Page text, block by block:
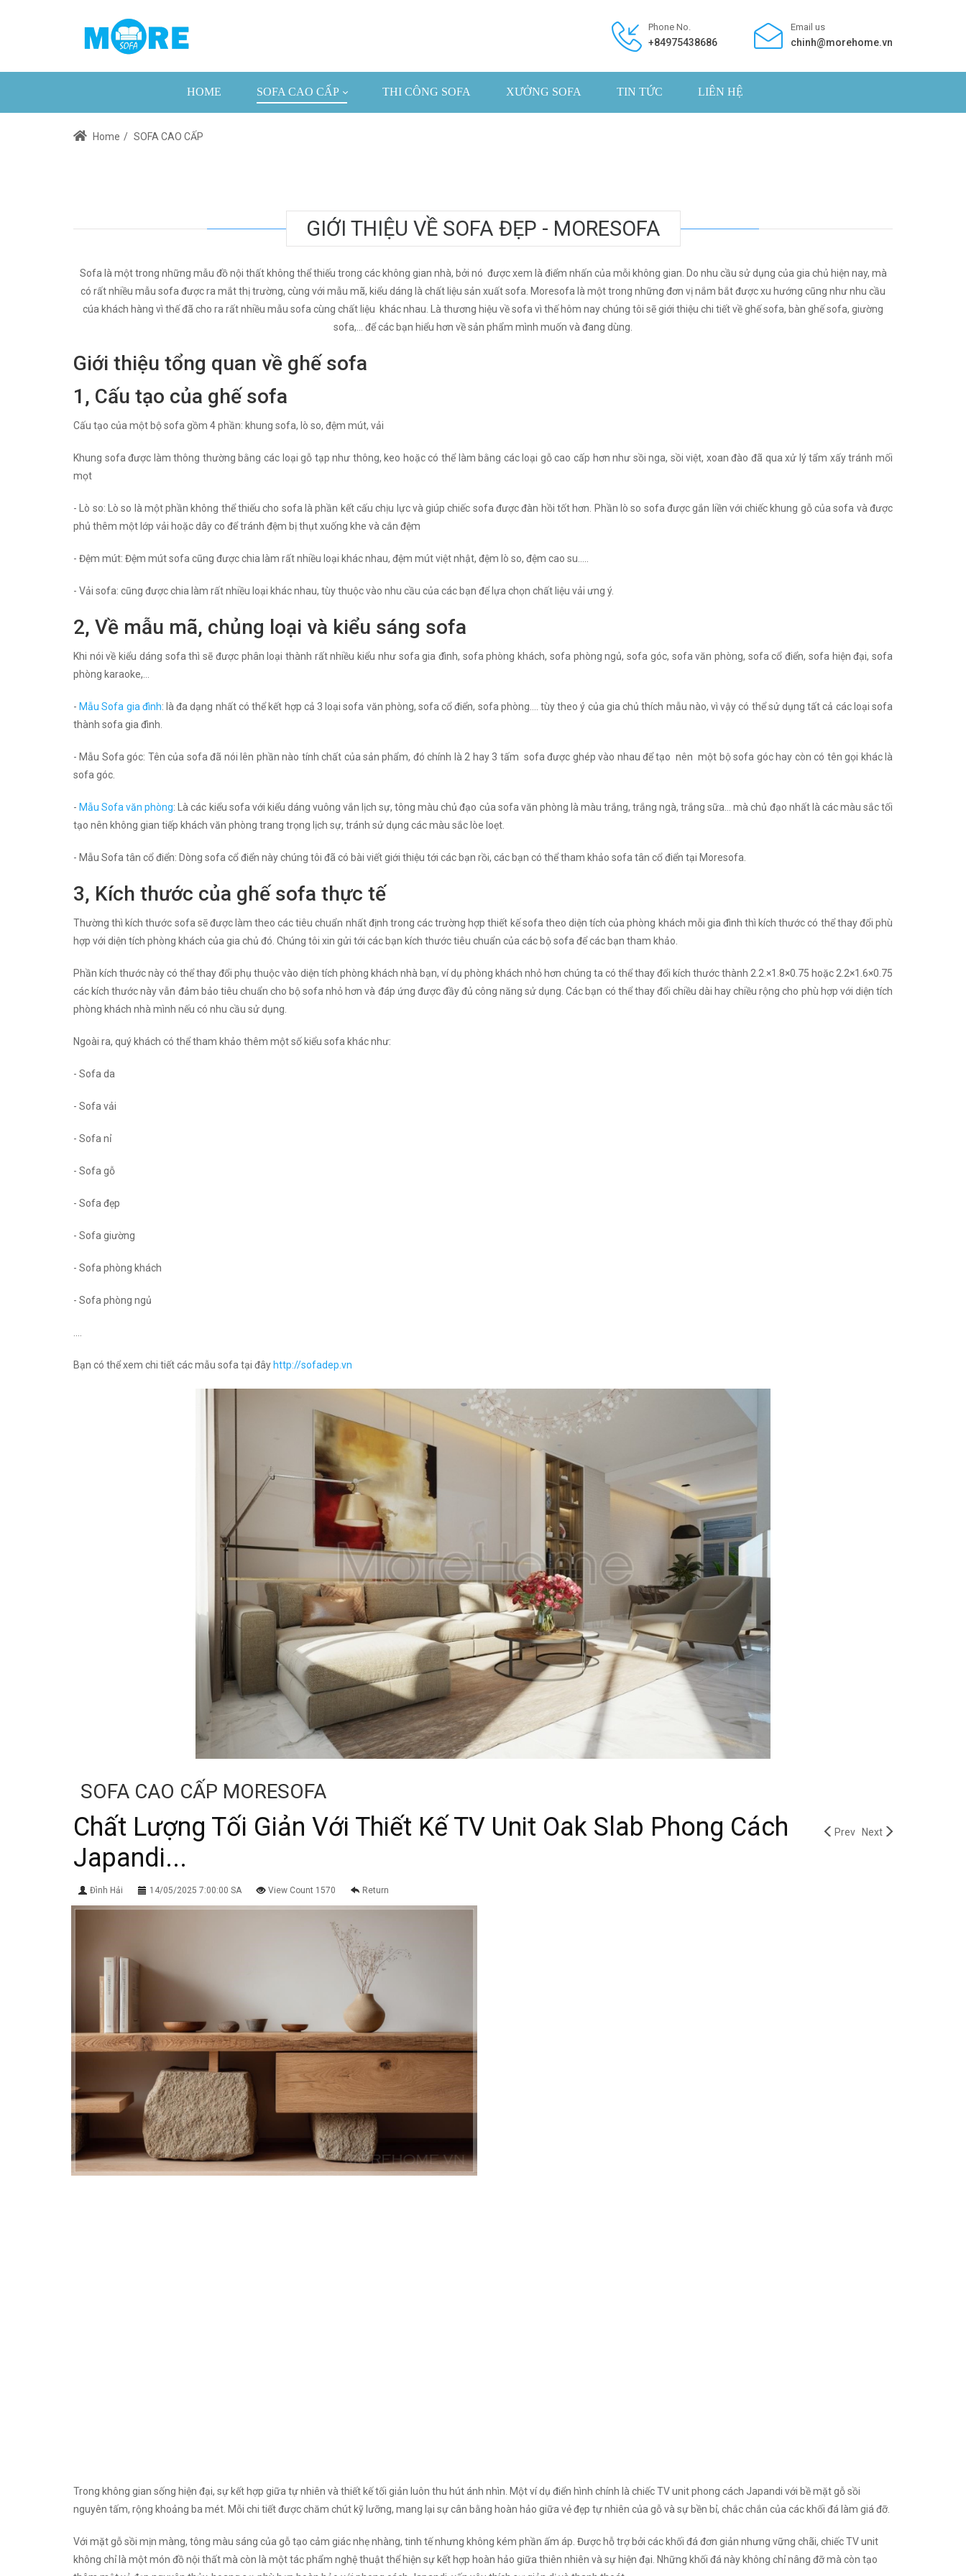
Phone No.
+84975438686
Email us
chinh@morehome.vn
HOME SOFA CAO CẤP THI CÔNG SOFA XƯỞNG SOFA TIN TỨC LIÊN HỆ
Home / SOFA CAO CẤP
GIỚI THIỆU VỀ SOFA ĐẸP - MORESOFA
Sofa là một trong những mẫu đồ nội thất không thể thiếu trong các không gian nhà, bởi nó được xem là điểm nhấn của mỗi không gian. Do nhu cầu sử dụng của gia chủ hiện nay, mà
có rất nhiều mẫu sofa được ra mắt thị trường, cùng với mẫu mã, kiểu dáng là chất liệu sản xuất sofa. Moresofa là một trong những đơn vị nắm bắt được xu hướng cũng như nhu cầu
cúa khách hàng vì thế đã cho ra rất nhiều mẫu sofa cùng chất liệu khác nhau. Là thương hiệu về sofa vì thế hôm nay chúng tôi sẽ giới thiệu chi tiết về ghế sofa, bàn ghế sofa, giường
sofa,... để các bạn hiểu hơn về sản phẩm mình muốn và đang dùng.
Giới thiệu tổng quan về ghế sofa
1, Cấu tạo của ghế sofa
Cấu tạo của một bộ sofa gồm 4 phần: khung sofa, lò so, đệm mút, vải
Khung sofa được làm thông thường bằng các loại gỗ tạp như thông, keo hoặc có thể làm bằng các loại gỗ cao cấp hơn như sồi nga, sồi việt, xoan đào đã qua xử lý tẩm xấy tránh mối
mọt
- Lò so: Lò so là một phần không thể thiếu cho sofa là phần kết cấu chịu lực và giúp chiếc sofa được đàn hồi tốt hơn. Phần lò so sofa được gắn liền với chiếc khung gỗ của sofa và được
phủ thêm một lớp vải hoặc dây co để tránh đệm bị thụt xuống khe và cắn đệm
- Đệm mút: Đệm mút sofa cũng được chia làm rất nhiều loại khác nhau, đệm mút việt nhật, đệm lò so, đệm cao su…..
- Vải sofa: cũng được chia làm rất nhiều loại khác nhau, tùy thuộc vào nhu cầu của các bạn để lựa chọn chất liệu vải ưng ý.
2, Về mẫu mã, chủng loại và kiểu sáng sofa
Khi nói về kiểu dáng sofa thì sẽ được phân loại thành rất nhiều kiểu như sofa gia đình, sofa phòng khách, sofa phòng ngủ, sofa góc, sofa văn phòng, sofa cổ điển, sofa hiện đại, sofa
phòng karaoke,...
- Mẫu Sofa gia đình: là đa dạng nhất có thể kết hợp cả 3 loại sofa văn phòng, sofa cổ điển, sofa phòng…. tùy theo ý của gia chủ thích mẫu nào, vì vậy có thể sử dụng tất cả các loại sofa
thành sofa gia đình.
- Mẫu Sofa góc: Tên của sofa đã nói lên phần nào tính chất của sản phẩm, đó chính là 2 hay 3 tấm sofa được ghép vào nhau để tạo nên một bộ sofa góc hay còn có tên gọi khác là
sofa góc.
- Mẫu Sofa văn phòng: Là các kiểu sofa với kiểu dáng vuông vắn lịch sự, tông màu chủ đạo của sofa văn phòng là màu trắng, trắng ngà, trắng sữa… mà chủ đạo nhất là các màu sắc tối
tạo nên không gian tiếp khách văn phòng trang trọng lịch sự, tránh sử dụng các màu sắc lòe loẹt.
- Mẫu Sofa tân cổ điển: Dòng sofa cổ điển này chúng tôi đã có bài viết giới thiệu tới các bạn rồi, các bạn có thể tham khảo sofa tân cổ điển tại Moresofa.
3, Kích thước của ghế sofa thực tế
Thường thì kích thước sofa sẽ được làm theo các tiêu chuẩn nhất định trong các trường hợp thiết kế sofa theo diện tích của phòng khách mỗi gia đình thì kích thước có thể thay đổi phù
hợp với diện tích phòng khách của gia chủ đó. Chúng tôi xin gửi tới các bạn kích thước tiêu chuẩn của các bộ sofa để các bạn tham khảo.
Phần kích thước này có thể thay đổi phụ thuộc vào diện tích phòng khách nhà bạn, ví dụ phòng khách nhỏ hơn chúng ta có thể thay đổi kích thước thành 2.2.×1.8×0.75 hoặc 2.2×1.6×0.75
các kích thước này vẫn đảm bảo tiêu chuẩn cho bộ sofa nhỏ hơn và đáp ứng được đầy đủ công năng sử dụng. Các bạn có thể thay đổi chiều dài hay chiều rộng cho phù hợp với diện tích
phòng khách nhà mình nếu có nhu cầu sử dụng.
Ngoài ra, quý khách có thể tham khảo thêm một số kiểu sofa khác như:
- Sofa da
- Sofa vải
- Sofa nỉ
- Sofa gỗ
- Sofa đẹp
- Sofa giường
- Sofa phòng khách
- Sofa phòng ngủ
Bạn có thể xem chi tiết các mẫu sofa tại đây http://sofadep.vn
SOFA CAO CẤP MORESOFA
Prev Next
Chất Lượng Tối Giản Với Thiết Kế TV Unit Oak Slab Phong Cách
Japandi...
Đình Hải 14/05/2025 7:00:00 SA View Count 1570 Return
Trong không gian sống hiện đại, sự kết hợp giữa tự nhiên và thiết kế tối giản luôn thu hút ánh nhìn. Một ví dụ điển hình chính là chiếc TV unit phong cách Japandi với bề mặt gỗ sồi
nguyên tấm, rộng khoảng ba mét. Mỗi chi tiết được chăm chút kỹ lưỡng, mang lại sự cân bằng hoàn hảo giữa vẻ đẹp tự nhiên của gỗ và sự bền bỉ, chắc chắn của các khối đá làm giá đỡ.
Với mặt gỗ sồi mịn màng, tông màu sáng của gỗ tạo cảm giác nhẹ nhàng, tinh tế nhưng không kém phần ấm áp. Được hỗ trợ bởi các khối đá đơn giản nhưng vững chãi, chiếc TV unit
không chỉ là một món đồ nội thất mà còn là một tác phẩm nghệ thuật thể hiện sự kết hợp hoàn hảo giữa thiên nhiên và sự hiện đại. Những khối đá này không chỉ nâng đỡ mà còn tạo